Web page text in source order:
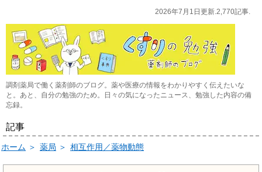
2026年7月1日更新.2,770記事.
調剤薬局で働く薬剤師のブログ。薬や医療の情報をわかりやすく伝えたいな
と。あと、自分の勉強のため。日々の気になったニュース、勉強した内容の備
忘録。
記事
ホーム ＞ 薬局 ＞ 相互作用／薬物動態